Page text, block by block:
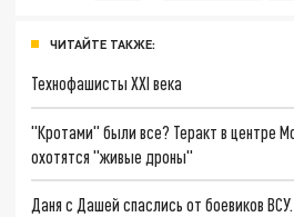
ЧИТАЙТЕ ТАКЖЕ:
Технофашисты XXI века
"Кротами" были все? Теракт в центре
охотятся "живые дроны"
Даня с Дашей спаслись от боевиков